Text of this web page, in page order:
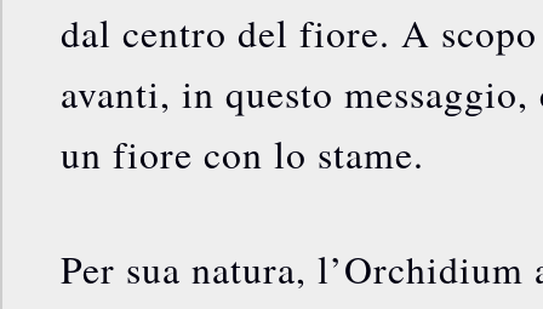
dal centro del fiore. A
avanti, in questo
un fiore con lo stame.
Per sua natura,